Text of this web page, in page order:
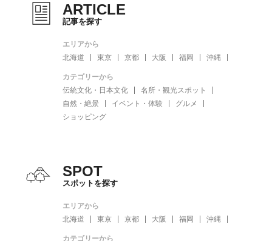
ARTICLE
記事を探す
エリアから
北海道
東京 京都 大阪 福岡 沖縄
カテゴリーから
伝統文化・日本文化
名所・観光スポット
自然・絶景
イベント・体験
グルメ
ショッピング
SPOT
スポットを探す
エリアから
北海道
東京 京都 大阪 福岡 沖縄
カテゴリーから